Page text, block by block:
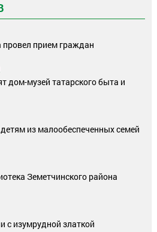
провел прием граждан
дом-музей татарского быта и
из малообеспеченных семей
Земетчинского района
с изумрудной златкой